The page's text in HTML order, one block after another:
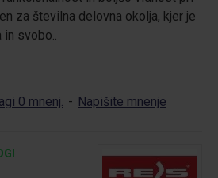
za številna delovna okolja, kjer je
in svobo..
0 mnenj. - Napišite mnenje